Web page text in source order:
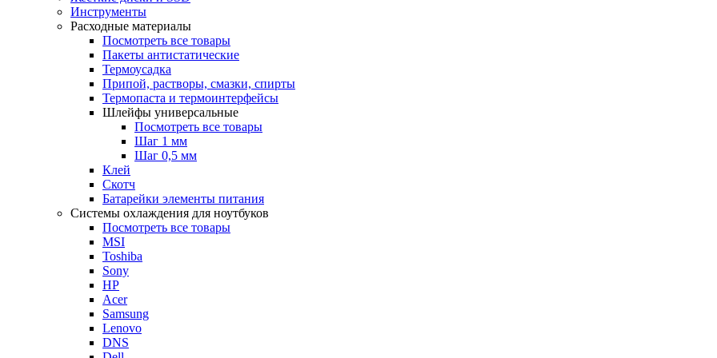
Инструменты
Расходные материалы
Посмотреть все товары
Пакеты антистатические
Термоусадка
Припой, растворы, смазки, спирты
Термопаста и термоинтерфейсы
Шлейфы универсальные
Посмотреть все товары
Шаг 1 мм
Шаг 0,5 мм
Клей
Скотч
Батарейки элементы питания
Системы охлаждения для ноутбуков
Посмотреть все товары
MSI
Toshiba
Sony
HP
Acer
Samsung
Lenovo
DNS